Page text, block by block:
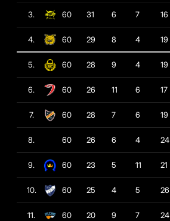
3. 60 31 6 7 16
4. 60 29 8 4 19
5. 60 28 9 4 19
6. 60 26 11 6 17
7. 60 28 7 6 19
8. 60 26 6 4 24
9. 60 23 5 11 21
10. 60 25 4 5 26
11. 60 20 9 7 24